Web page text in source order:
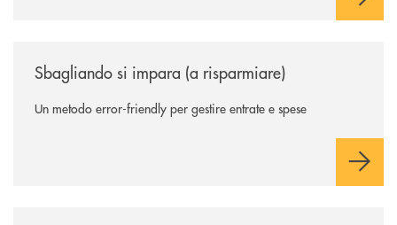
Sbagliando si impara (a risparmiare)
Un metodo error-friendly per gestire entrate e spese